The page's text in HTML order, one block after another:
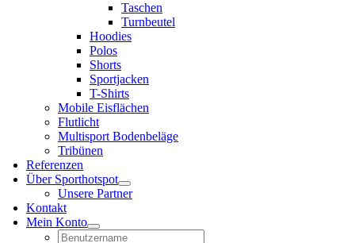
Taschen
Turnbeutel
Hoodies
Polos
Shorts
Sportjacken
T-Shirts
Mobile Eisflächen
Flutlicht
Multisport Bodenbeläge
Tribünen
Referenzen
Über Sporthotspot
Unsere Partner
Kontakt
Mein Konto
Username: